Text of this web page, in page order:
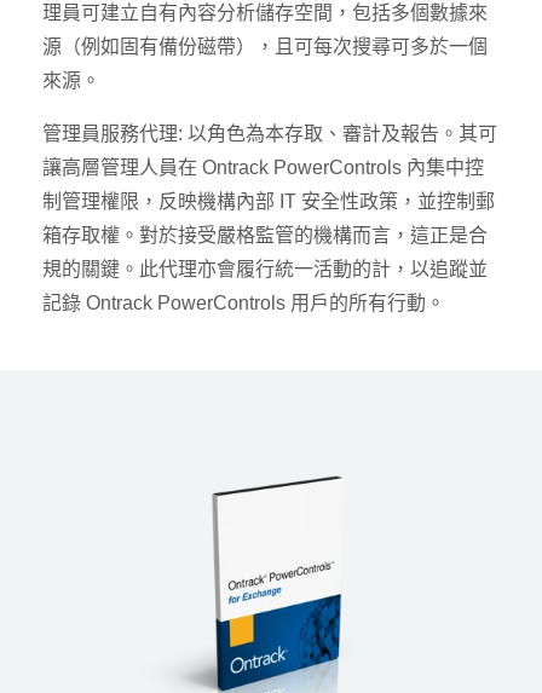
理員可建立自有內容分析儲存空間，包括多個數據來
源（例如固有備份磁帶），且可每次搜尋可多於一個
來源。
管理員服務代理: 以角色為本存取、審計及報告。其可
讓高層管理人員在 Ontrack PowerControls 內集中控
制管理權限，反映機構內部 IT 安全性政策，並控制郵
箱存取權。對於接受嚴格監管的機構而言，這正是合
規的關鍵。此代理亦會履行統一活動的計，以追蹤並
記錄 Ontrack PowerControls 用戶的所有行動。